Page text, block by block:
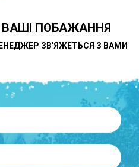
ВАШІ ПОБАЖАННЯ
ЗВ'ЯЖЕТЬСЯ З ВАМИ